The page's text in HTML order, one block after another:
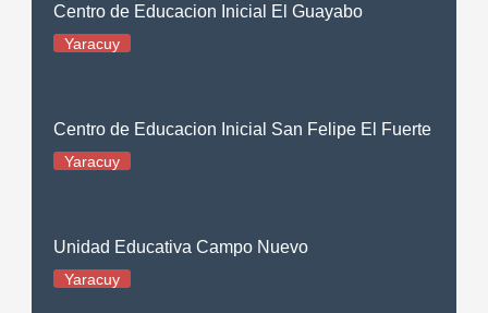
Centro de Educacion Inicial El Guayabo
Yaracuy
Centro de Educacion Inicial San Felipe El Fuerte
Yaracuy
Unidad Educativa Campo Nuevo
Yaracuy